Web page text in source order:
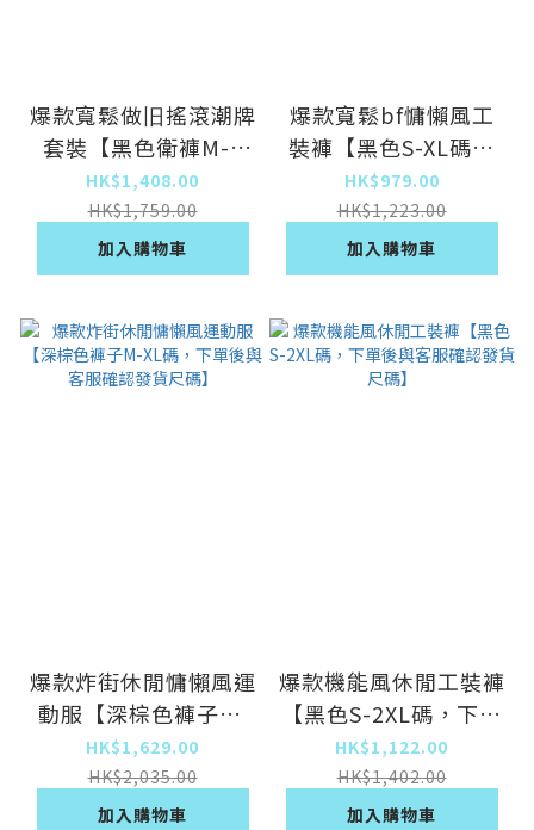
爆款寬鬆做旧搖滾潮牌
套裝【黑色衛褲M-L
碼，下單後與客服確認
發貨尺碼】
HK$1,408.00
HK$1,759.00
加入購物車
爆款寬鬆bf慵懶風工
裝褲【黑色S-XL碼，
下單後與客服確認發貨
尺碼】
HK$979.00
HK$1,223.00
加入購物車
爆款炸街休閒慵懶風運
動服【深棕色褲子M-
XL碼，下單後與客服
確認發貨尺碼】
HK$1,629.00
HK$2,035.00
加入購物車
爆款機能風休閒工裝褲
【黑色S-2XL碼，下單
後與客服確認發貨尺
碼】
HK$1,122.00
HK$1,402.00
加入購物車